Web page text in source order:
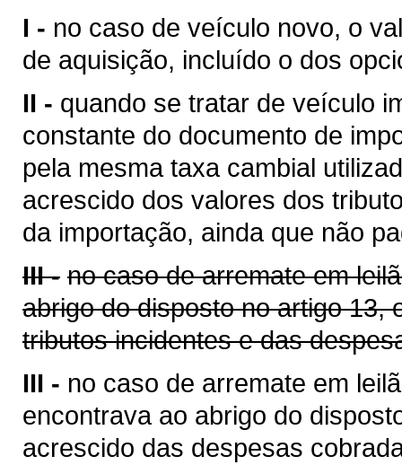
I - no caso de veículo novo, o
de aquisição, incluído o dos
II - quando se tratar de veículo
constante do documento de
pela mesma taxa cambial
acrescido dos valores dos
da importação, ainda que não
III - no caso de arremate em
abrigo do disposto no artigo 13,
tributos incidentes e das
III - no caso de arremate em
encontrava ao abrigo do
acrescido das despesas